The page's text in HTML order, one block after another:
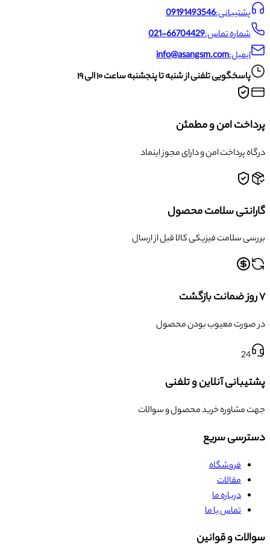
پشتیبانی:09191493546
شماره تماس:021-66704429
ایمیل:info@asangsm.com
پاسخگویی تلفنی از شنبه تا پنجشنبه ساعت ۱۰ الی ۱۹
پرداخت امن و مطمئن
درگاه پرداخت امن و دارای مجوز اینماد
گارانتی سلامت محصول
بررسی سلامت فیزیکی کالا قبل از ارسال
۷ روز ضمانت بازگشت
در صورت معیوب بودن محصول
24
پشتیبانی آنلاین و تلفنی
جهت مشاوره خرید محصول و سوالات
دسترسی سریع
فروشگاه
مقالات
درباره ما
تماس با ما
سوالات و قوانین